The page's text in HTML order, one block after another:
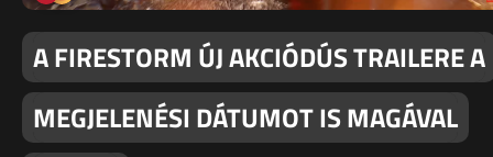
A FIRESTORM ÚJ AKCIÓDÚS TRAILERE A
MEGJELENÉSI DÁTUMOT IS MAGÁVAL